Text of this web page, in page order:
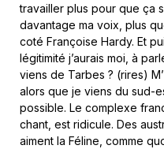
travailler plus pour que ça
davantage ma voix, plus
coté Françoise Hardy. Et
légitimité j’aurais moi, à
viens de Tarbes ? (rires)
alors que je viens du sud-
possible. Le complexe
chant, est ridicule. Des
aiment la Féline, comme